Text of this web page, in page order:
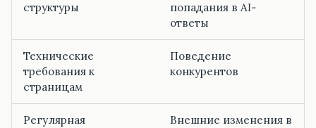
структуры
попадания в AI-
ответы
Технические
требования к
страницам
Поведение
конкурентов
Регулярная
Внешние изменения в